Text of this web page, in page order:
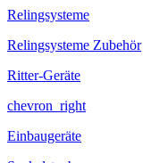
Relingsysteme
Relingsysteme Zubehör
Ritter-Geräte
chevron_right
Einbaugeräte